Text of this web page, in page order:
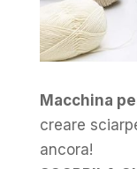
Macchina
creare
ancora!